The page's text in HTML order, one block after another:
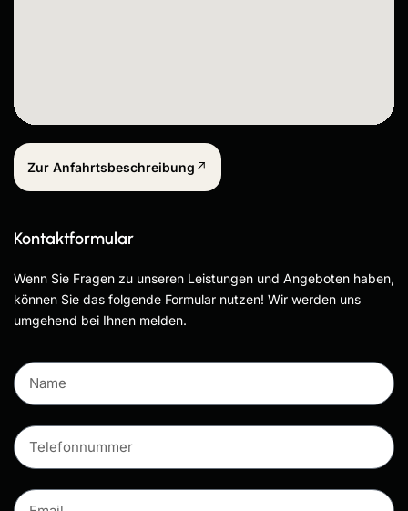
Zur Anfahrtsbeschreibung
Kontaktformular
Wenn Sie Fragen zu unseren Leistungen und Angeboten haben,
können Sie das folgende Formular nutzen! Wir werden uns
umgehend bei Ihnen melden.